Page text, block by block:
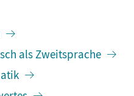
als Zweitsprache